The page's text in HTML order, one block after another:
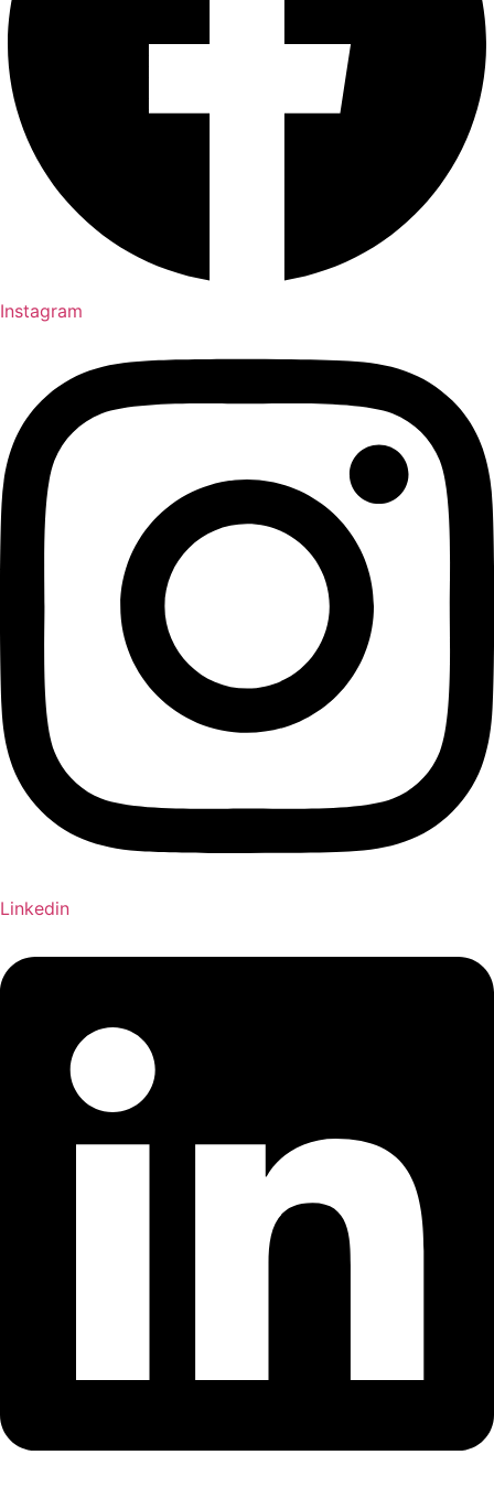
Instagram
Linkedin